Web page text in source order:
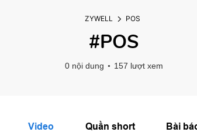
ZYWELL POS
#POS
0 nội dung 157 lượt xem
Video Quần short Bài